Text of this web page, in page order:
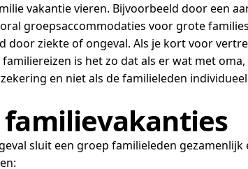
vakantie vieren. Bijvoorbeeld door een
groepsaccommodaties voor grote
ziekte of ongeval. Als je kort voor
is het zo dat als er wat met
en niet als de familieleden
sluit een groep familieleden gezamenlijk